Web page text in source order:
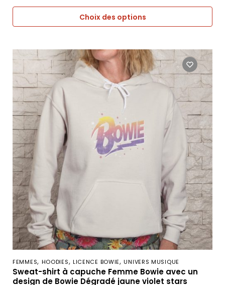
Choix des options
FEMMES, HOODIES, LICENCE BOWIE,UNIVERS MUSIQUE
Sweat-shirt à capuche Femme Bowie avec un
design de Bowie Dégradé jaune violet stars